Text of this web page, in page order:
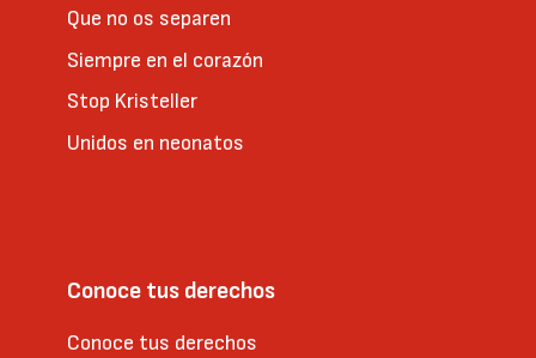
Que no os separen
Siempre en el corazón
Stop Kristeller
Unidos en neonatos
Conoce tus derechos
Conoce tus derechos